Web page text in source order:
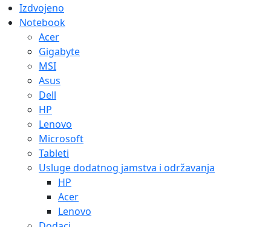
Izdvojeno
Notebook
Acer
Gigabyte
MSI
Asus
Dell
HP
Lenovo
Microsoft
Tableti
Usluge dodatnog jamstva i održavanja
HP
Acer
Lenovo